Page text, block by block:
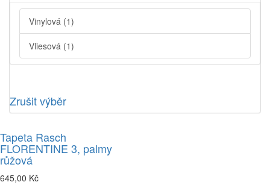
Vinylová (1)
Vliesová (1)
Zrušit výběr
Tapeta Rasch
FLORENTINE 3, palmy
růžová
645,00 Kč